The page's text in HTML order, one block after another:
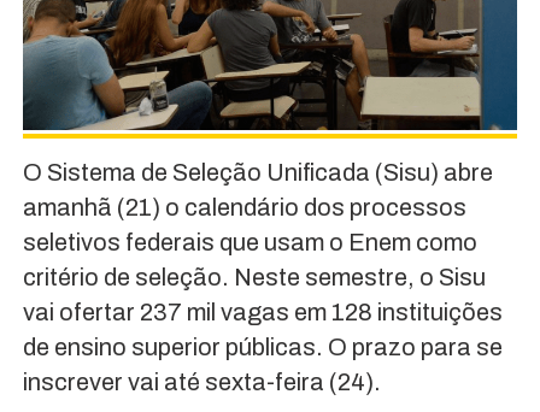
O Sistema de Seleção Unificada (Sisu) abre
amanhã (21) o calendário dos processos
seletivos federais que usam o Enem como
critério de seleção. Neste semestre, o Sisu
vai ofertar 237 mil vagas em 128 instituições
de ensino superior públicas. O prazo para se
inscrever vai até sexta-feira (24).